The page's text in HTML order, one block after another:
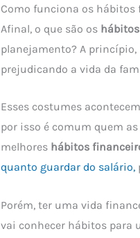
Como funciona os hábitos
Afinal, o que são os
planejamento? A
prejudicando a vida da
Esses costumes
por isso é comum quem
melhores hábitos
quanto guardar do salário,
Porém, ter uma vida
vai conhecer hábitos para